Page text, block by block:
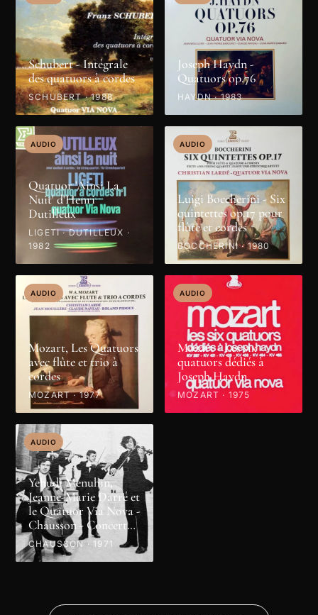
Schubert - Intégrale
des quatuors à cordes
SCHUBERT · 1988
Joseph Haydn -
Quatuors op.76
HAYDN · 1983
AUDIO
Quatuor 'Ainsi La
Nuit' d'Henri
Dutilleux
LIGETI · DUTILLEUX ·
1982
AUDIO
Luigi Boccherini - Six
quintettes op.17 pour
flûte et cordes
BOCCHERINI · 1980
AUDIO
Mozart, Les Quatuors
avec flûte et trio à
cordes
MOZART · 1977
AUDIO
Mozart - Les six
quatuors dédiés à
Joseph Haydn
MOZART · 1975
AUDIO
Yehudi Menuhin,
Jeanne-Marie Darré et
le Quatuor Via Nova -
Chausson - Concert
en ré majeur
CHAUSSON · 1971